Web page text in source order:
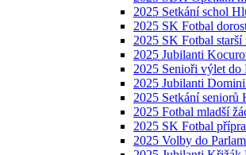
2025 Setkání schol
2025 SK Fotbal
2025 SK Fotbal starší
2025 Jubilanti
2025 Senioři výlet do
2025 Jubilanti
2025 Setkání seniorů
2025 Fotbal mladší
2025 SK Fotbal
2025 Volby do